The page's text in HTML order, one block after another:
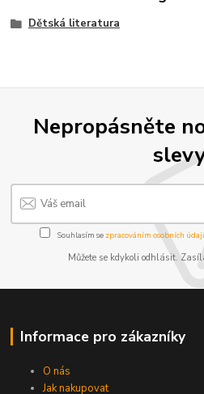
Dětská literatura
Nepropásněte
Souhlasím se zpracováním osobních
Můžete se kdykoli odhlásit.
Informace pro zákazníky
O nás
Jak nakupovat